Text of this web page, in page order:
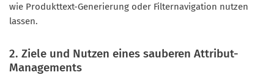
wie Produkttext-Generierung oder Filternavigation nutzen
lassen.
2. Ziele und Nutzen eines sauberen Attribut-
Managements